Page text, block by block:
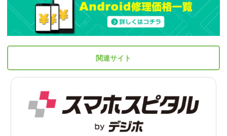
関連サイト